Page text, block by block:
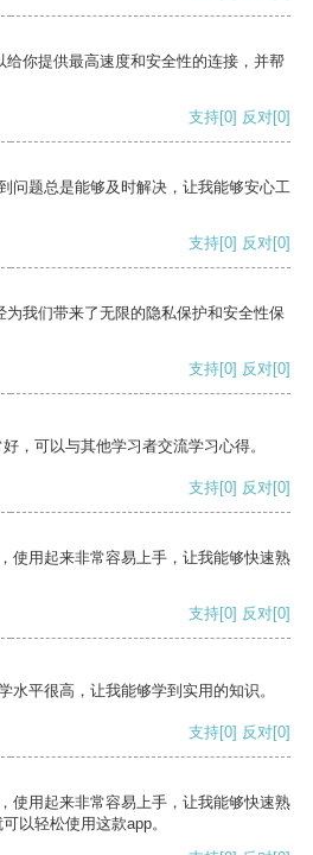
你提供最高速度和安全性的连接，并帮
支持[0] 反对[0]
问题总是能够及时解决，让我能够安心工
支持[0] 反对[0]
我们带来了无限的隐私保护和安全性保
支持[0] 反对[0]
，可以与其他学习者交流学习心得。
支持[0] 反对[0]
使用起来非常容易上手，让我能够快速熟
支持[0] 反对[0]
水平很高，让我能够学到实用的知识。
支持[0] 反对[0]
使用起来非常容易上手，让我能够快速熟
以轻松使用这款app。